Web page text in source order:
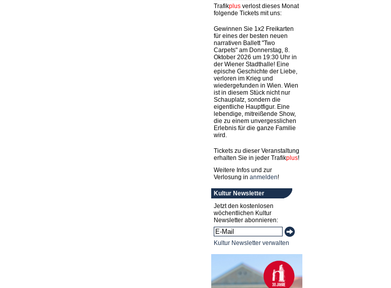
Trafikplusverlost dieses Monat
folgende Tickets mit uns:
Gewinnen Sie 1x2 Freikarten
für eines der besten neuen
narrativen Ballett "Two
Carpets" am Donnerstag, 8.
Oktober 2026 um 19:30 Uhr in
der Wiener Stadthalle! Eine
epische Geschichte der Liebe,
verloren im Krieg und
wiedergefunden in Wien. Wien
ist in diesem Stück nicht nur
Schauplatz, sondern die
eigentliche Hauptfigur. Eine
lebendige, mitreißende Show,
die zu einem unvergesslichen
Erlebnis für die ganze Familie
wird.
Tickets zu dieser Veranstaltung
erhalten Sie in jeder Trafikplus!
Weitere Infos und zur
Verlosung in anmelden!
Kultur Newsletter
Jetzt den kostenlosen
wöchentlichen Kultur
Newsletter abonnieren:
Kultur Newsletter verwalten